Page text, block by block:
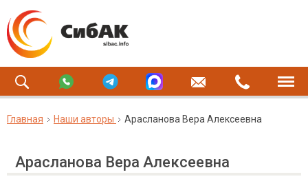
Главная Наши авторы Арасланова Вера Алексеевна
Арасланова Вера Алексеевна